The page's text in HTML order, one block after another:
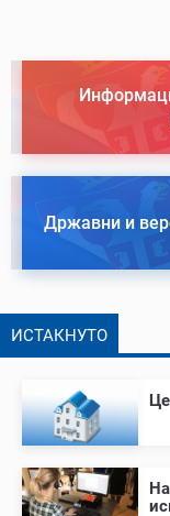
Државни и
ИСТАКНУТО